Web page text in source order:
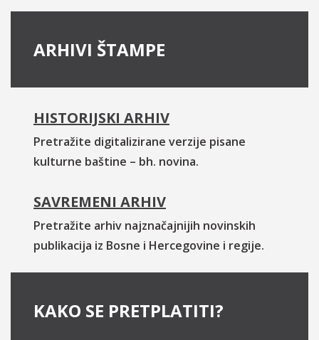
ARHIVI ŠTAMPE
HISTORIJSKI ARHIV
Pretražite digitalizirane verzije pisane
kulturne baštine – bh. novina.
SAVREMENI ARHIV
Pretražite arhiv najznačajnijih novinskih
publikacija iz Bosne i Hercegovine i regije.
KAKO SE PRETPLATITI?